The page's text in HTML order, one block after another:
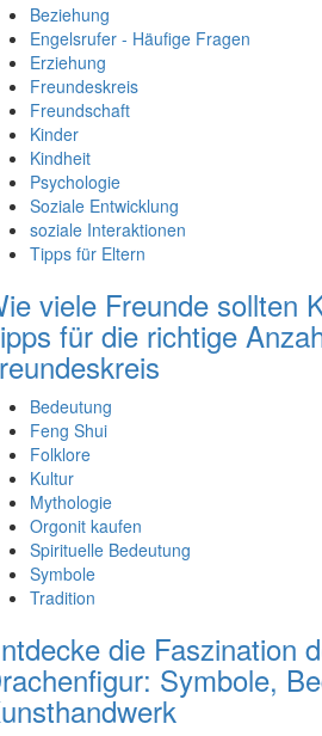
Beziehung
Engelsrufer - Häufige Fragen
Erziehung
Freundeskreis
Freundschaft
Kinder
Kindheit
Psychologie
Soziale Entwicklung
soziale Interaktionen
Tipps für Eltern
viele Freunde sollten
für die richtige
Bedeutung
Feng Shui
Folklore
Kultur
Mythologie
Orgonit kaufen
Spirituelle Bedeutung
Symbole
Tradition
die Faszination
Symbole,